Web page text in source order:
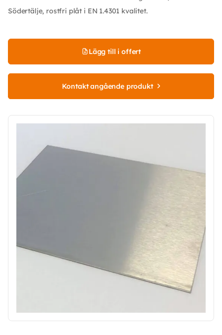
Södertälje, rostfri plåt i EN 1.4301 kvalitet.
Lägg till i offert
Kontakt angående produkt